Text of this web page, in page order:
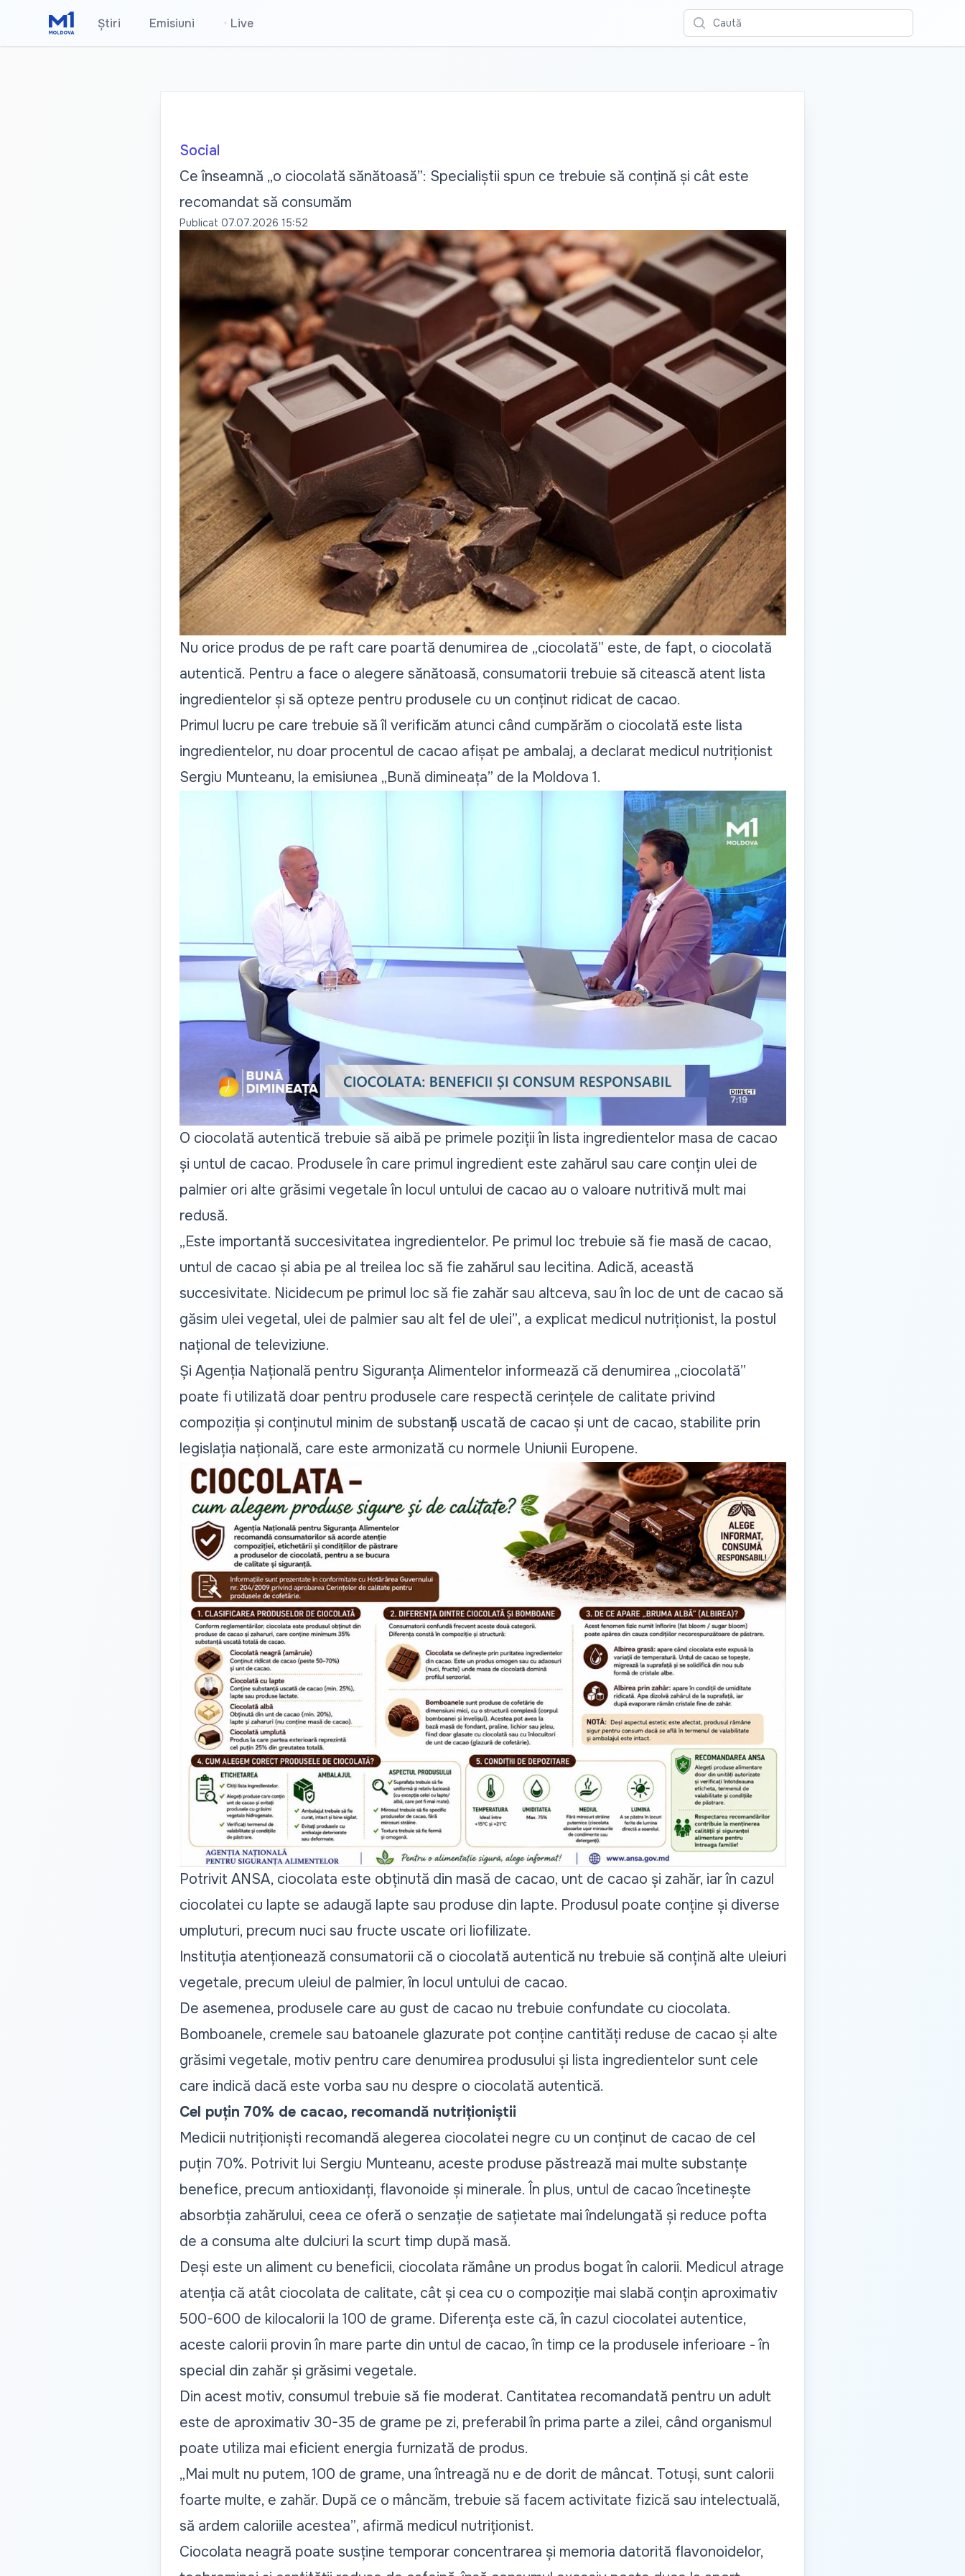
Știri Emisiuni • Live Caută
Social
Ce înseamnă „o ciocolată sănătoasă”: Specialiștii spun ce trebuie să conțină și cât este
recomandat să consumăm
Publicat 07.07.2026 15:52
Nu orice produs de pe raft care poartă denumirea de „ciocolată” este, de fapt, o ciocolată
autentică. Pentru a face o alegere sănătoasă, consumatorii trebuie să citească atent lista
ingredientelor și să opteze pentru produsele cu un conținut ridicat de cacao.
Primul lucru pe care trebuie să îl verificăm atunci când cumpărăm o ciocolată este lista
ingredientelor, nu doar procentul de cacao afișat pe ambalaj, a declarat medicul nutriționist
Sergiu Munteanu, la emisiunea „Bună dimineața” de la Moldova 1.
O ciocolată autentică trebuie să aibă pe primele poziții în lista ingredientelor masa de cacao
și untul de cacao. Produsele în care primul ingredient este zahărul sau care conțin ulei de
palmier ori alte grăsimi vegetale în locul untului de cacao au o valoare nutritivă mult mai
redusă.
„Este importantă succesivitatea ingredientelor. Pe primul loc trebuie să fie masă de cacao,
untul de cacao și abia pe al treilea loc să fie zahărul sau lecitina. Adică, această
succesivitate. Nicidecum pe primul loc să fie zahăr sau altceva, sau în loc de unt de cacao să
găsim ulei vegetal, ulei de palmier sau alt fel de ulei”, a explicat medicul nutriționist, la postul
național de televiziune.
Și Agenția Națională pentru Siguranța Alimentelor informează că denumirea „ciocolată”
poate fi utilizată doar pentru produsele care respectă cerințele de calitate privind
compoziția și conținutul minim de substanță uscată de cacao și unt de cacao, stabilite prin
legislația națională, care este armonizată cu normele Uniunii Europene.
Potrivit ANSA, ciocolata este obținută din masă de cacao, unt de cacao și zahăr, iar în cazul
ciocolatei cu lapte se adaugă lapte sau produse din lapte. Produsul poate conține și diverse
umpluturi, precum nuci sau fructe uscate ori liofilizate.
Instituția atenționează consumatorii că o ciocolată autentică nu trebuie să conțină alte uleiuri
vegetale, precum uleiul de palmier, în locul untului de cacao.
De asemenea, produsele care au gust de cacao nu trebuie confundate cu ciocolata.
Bomboanele, cremele sau batoanele glazurate pot conține cantități reduse de cacao și alte
grăsimi vegetale, motiv pentru care denumirea produsului și lista ingredientelor sunt cele
care indică dacă este vorba sau nu despre o ciocolată autentică.
Cel puțin 70% de cacao, recomandă nutriționiștii
Medicii nutriționiști recomandă alegerea ciocolatei negre cu un conținut de cacao de cel
puțin 70%. Potrivit lui Sergiu Munteanu, aceste produse păstrează mai multe substanțe
benefice, precum antioxidanți, flavonoide și minerale. În plus, untul de cacao încetinește
absorbția zahărului, ceea ce oferă o senzație de sațietate mai îndelungată și reduce pofta
de a consuma alte dulciuri la scurt timp după masă.
Deși este un aliment cu beneficii, ciocolata rămâne un produs bogat în calorii. Medicul atrage
atenția că atât ciocolata de calitate, cât și cea cu o compoziție mai slabă conțin aproximativ
500-600 de kilocalorii la 100 de grame. Diferența este că, în cazul ciocolatei autentice,
aceste calorii provin în mare parte din untul de cacao, în timp ce la produsele inferioare - în
special din zahăr și grăsimi vegetale.
Din acest motiv, consumul trebuie să fie moderat. Cantitatea recomandată pentru un adult
este de aproximativ 30-35 de grame pe zi, preferabil în prima parte a zilei, când organismul
poate utiliza mai eficient energia furnizată de produs.
„Mai mult nu putem, 100 de grame, una întreagă nu e de dorit de mâncat. Totuși, sunt calorii
foarte multe, e zahăr. După ce o mâncăm, trebuie să facem activitate fizică sau intelectuală,
să ardem caloriile acestea”, afirmă medicul nutriționist.
Ciocolata neagră poate susține temporar concentrarea și memoria datorită flavonoidelor,